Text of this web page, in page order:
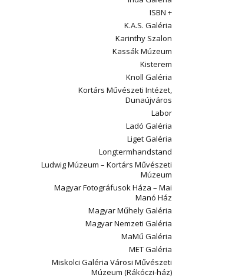
ISBN +
K.A.S. Galéria
Karinthy Szalon
Kassák Múzeum
Kisterem
Knoll Galéria
Kortárs Művészeti Intézet,
Dunaújváros
Labor
Ladó Galéria
Liget Galéria
Longtermhandstand
Ludwig Múzeum – Kortárs Művészeti
Múzeum
Magyar Fotográfusok Háza – Mai
Manó Ház
Magyar Műhely Galéria
Magyar Nemzeti Galéria
MaMű Galéria
MET Galéria
Miskolci Galéria Városi Művészeti
Múzeum (Rákóczi-ház)